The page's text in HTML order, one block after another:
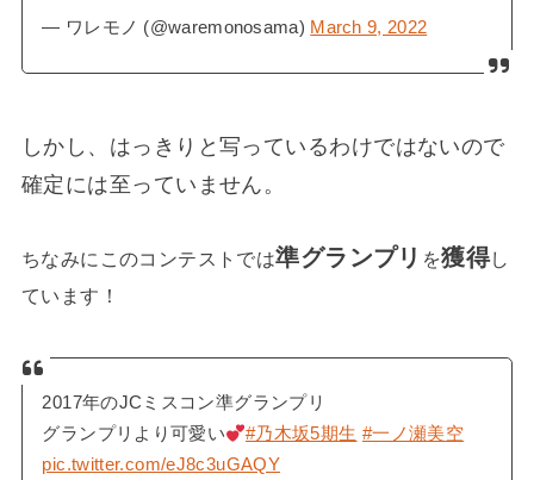
— ワレモノ (@waremonosama) March 9, 2022
しかし、はっきりと写っているわけではないので
確定には至っていません。
ちなみにこのコンテストでは準グランプリ を獲得し
ています！
2017年のJCミスコン準グランプリ
グランプリより可愛い
#乃木坂5期生 #一ノ瀬美空
pic.twitter.com/eJ8c3uGAQY